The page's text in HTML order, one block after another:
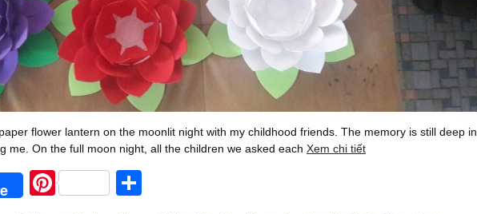
flower lantern on the moonlit night with my childhood friends. The memory is still deep in
me. On the full moon night, all the children we asked each Xem chi tiết
Pi